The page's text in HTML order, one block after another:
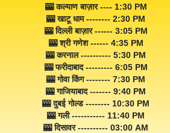
🎰 कल्याण बाज़ार ---- 1:30 PM
🎰 खाटू धाम -------- 2:30 PM
🎰 दिल्ली बाज़ार ------ 3:05 PM
🎰 श्री गणेश ------ 4:35 PM
🎰 करनाल ---------- 5:30 PM
🎰 फरीदाबाद --------- 6:05 PM
🎰 गोवा किंग -------- 7:30 PM
🎰 गाजियाबाद ------- 9:40 PM
🎰 दुबई गोल्ड -------- 10:30 PM
🎰 गली ----------- 11:40 PM
🎰 दिसावर ---------- 03:00 AM